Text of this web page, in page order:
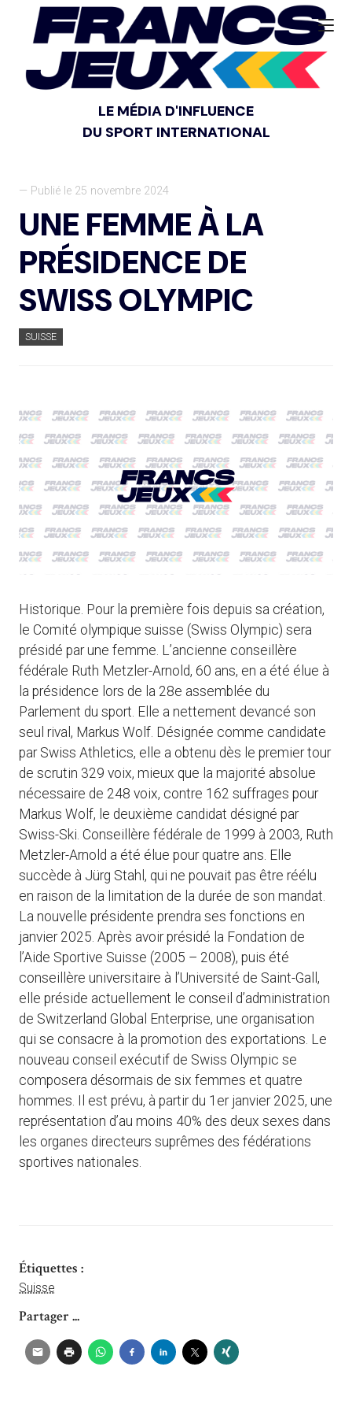
LE MÉDIA D'INFLUENCE
DU SPORT INTERNATIONAL
— Publié le 25 novembre 2024
UNE FEMME À LA
PRÉSIDENCE DE
SWISS OLYMPIC
SUISSE
Historique. Pour la première fois depuis sa création,
le Comité olympique suisse (Swiss Olympic) sera
présidé par une femme. L’ancienne conseillère
fédérale Ruth Metzler-Arnold, 60 ans, en a été élue à
la présidence lors de la 28e assemblée du
Parlement du sport. Elle a nettement devancé son
seul rival, Markus Wolf. Désignée comme candidate
par Swiss Athletics, elle a obtenu dès le premier tour
de scrutin 329 voix, mieux que la majorité absolue
nécessaire de 248 voix, contre 162 suffrages pour
Markus Wolf, le deuxième candidat désigné par
Swiss-Ski. Conseillère fédérale de 1999 à 2003, Ruth
Metzler-Arnold a été élue pour quatre ans. Elle
succède à Jürg Stahl, qui ne pouvait pas être réélu
en raison de la limitation de la durée de son mandat.
La nouvelle présidente prendra ses fonctions en
janvier 2025. Après avoir présidé la Fondation de
l’Aide Sportive Suisse (2005 – 2008), puis été
conseillère universitaire à l’Université de Saint-Gall,
elle préside actuellement le conseil d’administration
de Switzerland Global Enterprise, une organisation
qui se consacre à la promotion des exportations. Le
nouveau conseil exécutif de Swiss Olympic se
composera désormais de six femmes et quatre
hommes. Il est prévu, à partir du 1er janvier 2025, une
représentation d’au moins 40% des deux sexes dans
les organes directeurs suprêmes des fédérations
sportives nationales.
Étiquettes :
Suisse
Partager ...